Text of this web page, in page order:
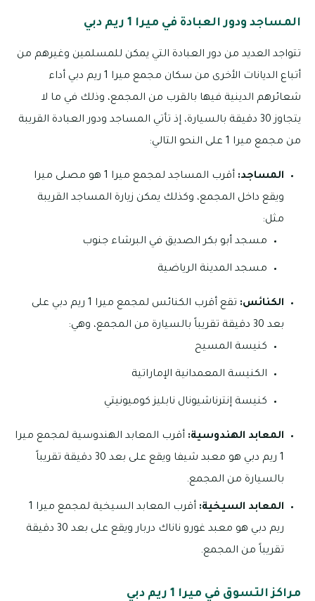
المساجد ودور العبادة في ميرا 1 ريم دبي
تتواجد العديد من دور العبادة التي يمكن للمسلمين وغيرهم من
أتباع الديانات الأخرى من سكان مجمع ميرا 1 ريم دبي أداء
شعائرهم الدينية فيها بالقرب من المجمع، وذلك في ما لا
يتجاوز 30 دقيقة بالسيارة، إذ تأتي المساجد ودور العبادة القريبة
من مجمع ميرا 1 على النحو التالي:
المساجد:
أقرب المساجد لمجمع ميرا 1 هو مصلى ميرا
ويقع داخل المجمع، وكذلك يمكن زيارة المساجد القريبة
مثل:
مسجد أبو بكر الصديق في البرشاء جنوب
مسجد المدينة الرياضية
الكنائس:
تقع أقرب الكنائس لمجمع ميرا 1 ريم دبي على
بعد 30 دقيقة تقريباً بالسيارة من المجمع، وهي:
كنيسة المسيح
الكنيسة المعمدانية الإماراتية
كنيسة إنترناشيونال نابليز كوميونيتي
المعابد الهندوسية: أقرب المعابد الهندوسية لمجمع ميرا
1 ريم دبي هو معبد شيفا ويقع على بعد 30 دقيقة تقريباً
بالسيارة من المجمع.
المعابد السيخية:
أقرب المعابد السيخية لمجمع ميرا 1
ريم دبي هو معبد غورو ناناك دربار ويقع على بعد 30 دقيقة
تقريباً من المجمع.
مراكز التسوق في ميرا 1 ريم دبي